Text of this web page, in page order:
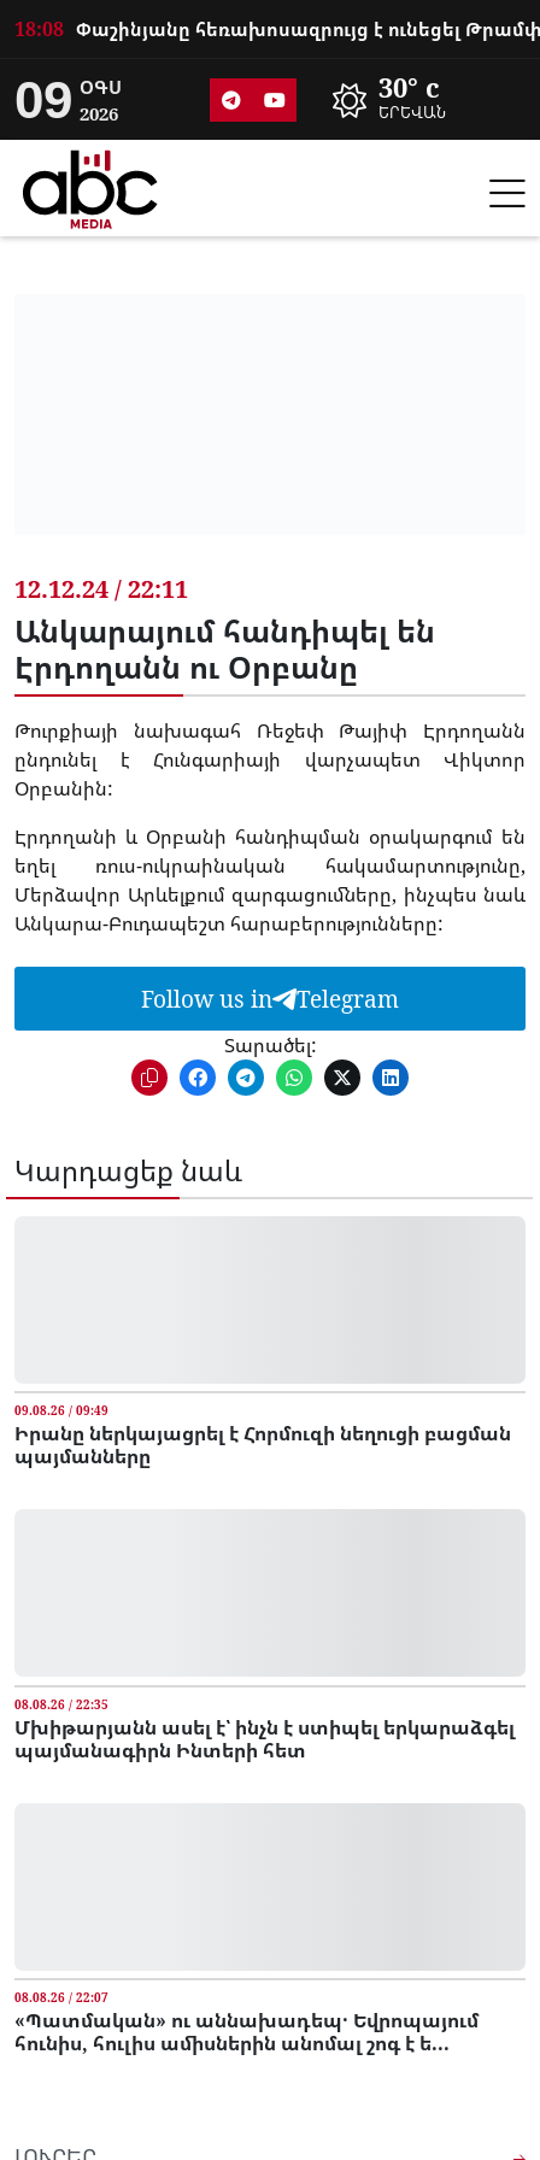
18:08
09 ՕԳՍ
2026
30° c
ԵՐԵՎԱՆ
12.12.24 / 22:11
Անկարայում հանդիպել են
Էրդողանն ու Օրբանը
Թուրքիայի նախագահ Ռեջեփ Թայիփ Էրդողանն
ընդունել է Հունգարիայի վարչապետ Վիկտոր
Օրբանին:
Էրդողանի և Օրբանի հանդիպման օրակարգում են
եղել ռուս-ուկրաինական հակամարտությունը,
Մերձավոր Արևելքում զարգացումները, ինչպես նաև
Անկարա-Բուդապեշտ հարաբերությունները:
Follow us in Telegram
Տարածել:
Կարդացեք նաև
09.08.26 / 09:49
Իրանը ներկայացրել է Հորմուզի նեղուցի բացման
պայմանները
08.08.26 / 22:35
Մխիթարյանն ասել է՝ ինչն է ստիպել երկարաձգել
պայմանագիրն Ինտերի հետ
08.08.26 / 22:07
«Պատմական» ու աննախադեպ․ Եվրոպայում
հունիս, հուլիս ամիսներին անոմալ շոգ է ե...